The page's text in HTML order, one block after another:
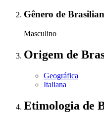
Gênero de
Masculino
Origem de
Geográfica
Italiana
Etimologia de